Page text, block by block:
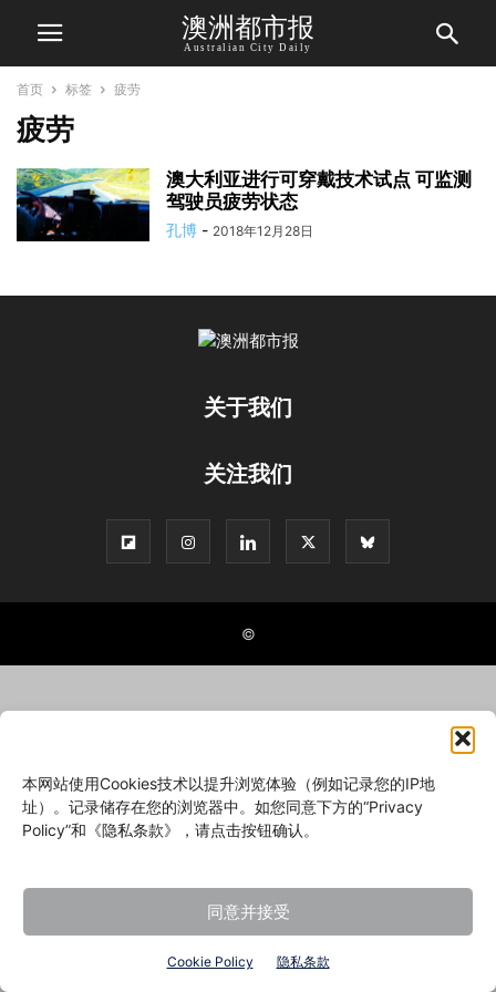
本网站使用Cookies技术以提升浏览体验（例如记录您的IP地
址）。记录储存在您的浏览器中。如您同意下方的“Privacy
Policy”和《隐私条款》，请点击按钮确认。
同意并接受
Cookie Policy 隐私条款
澳洲都市报
Australian City Daily
首页 标签 疲劳
疲劳
澳大利亚进行可穿戴技术试点 可监测
驾驶员疲劳状态
孔博 - 2018年12月28日
关于我们
关注我们
©